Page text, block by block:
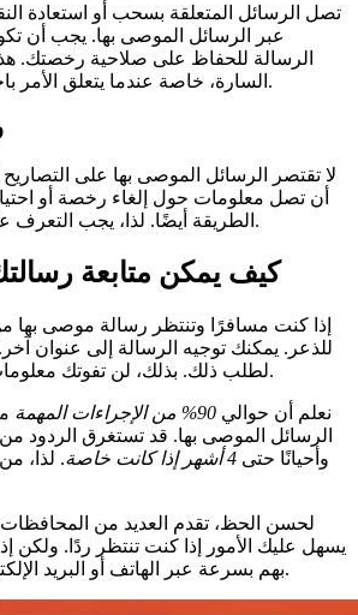
تصل الرسائل المتعلقة بسحب أو استعادة
عبر الرسائل الموصى بها. يجب أن
الرسالة للحفاظ على صلاحية رخصتك.
السارة، خاصة عندما يتعلق الأمر .
لا تقتصر الرسائل الموصى بها على
أن تصل معلومات حول إلغاء رخصة أو
الطريقة أيضًا. لذا، يجب التعرف عليها وإدارتها دون تأخير.
كيف يمكن متابعة
إذا كنت مسافرًا وتنتظر رسالة موصى بها
للذعر. يمكنك توجيه الرسالة إلى عنوان
لطلب ذلك. بذلك، لن تفوتك معلومات مهمة من المحافظة.
نعلم أن حوالي 90% من الإجراءات المهمة
الرسائل الموصى بها. قد تستغرق الردود
وأحيانًا حتى 4 أشهر إذا كانت خاصة
. لذا،
لحسن الحظ، تقدم العديد من
يسهل عليك الأمور إذا كنت تنتظر ردًا. ولكن
بهم بسرعة عبر الهاتف أو البريد الإلكتروني أو اذهب لرؤيتهم.